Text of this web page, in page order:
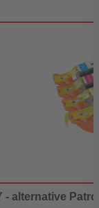
- alternative